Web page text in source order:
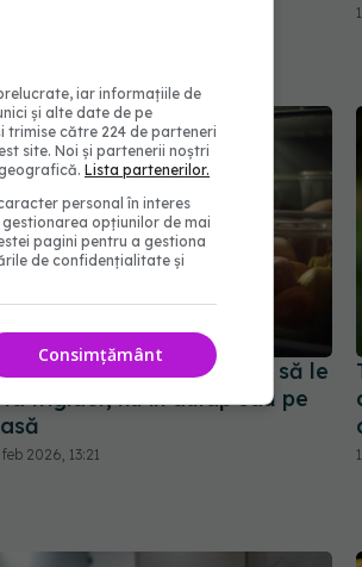
pe care ar trebui să le
frigider, nu în dulap sau pe
2026, 13:21
iar informațiile de
și alte date de pe
către 224 de parteneri
site. Noi și partenerii noștri
Lista partenerilor.
personal în interes
opțiunilor de mai
pagini pentru a gestiona
de confidențialitate și
Consimțământ